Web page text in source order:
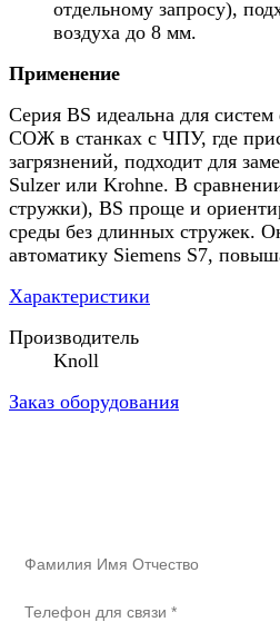
отдельному запросу),
воздуха до 8 мм.
Применение
Серия BS идеальна для
СОЖ в станках с ЧПУ, где
загрязнений, подходит для
Sulzer или Krohne. В
стружки), BS проще и
среды без длинных стружек.
автоматику Siemens S7,
Характеристики
Производитель
Knoll
Заказ оборудования